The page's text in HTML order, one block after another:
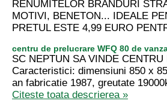
RENUMITELOR BRANDURI
MOTIVI, BENETON... IDEALE
PRETUL ESTE 4,99 EURO
centru de prelucrare WFQ 80 de
SC NEPTUN SA VINDE
Caracteristici: dimensiuni 850 x
an fabricatie 1987, greutate
Citeste toata descrierea »